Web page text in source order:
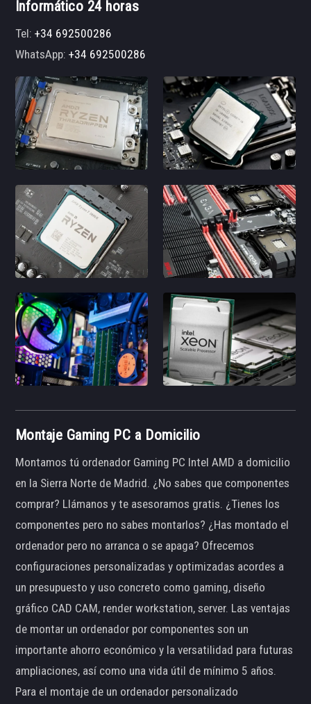
Informático 24 horas
Tel:+34 692500286
WhatsApp:+34 692500286
Montaje Gaming PC a Domicilio
Montamos tú ordenador Gaming PC Intel AMD a domicilio
en la Sierra Norte de Madrid. ¿No sabes que componentes
comprar? Llámanos y te asesoramos gratis. ¿Tienes los
componentes pero no sabes montarlos? ¿Has montado el
ordenador pero no arranca o se apaga? Ofrecemos
configuraciones personalizadas y optimizadas acordes a
un presupuesto y uso concreto como gaming, diseño
gráfico CAD CAM, render workstation, server. Las ventajas
de montar un ordenador por componentes son un
importante ahorro económico y la versatilidad para futuras
ampliaciones, así como una vida útil de mínimo 5 años.
Para el montaje de un ordenador personalizado